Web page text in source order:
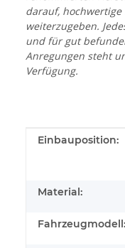
darauf,
weiterzugeben.
und für gut
Anregungen steht
Verfügung.
Wert
Einbauposition:
Material:
Fahrzeugmodell: